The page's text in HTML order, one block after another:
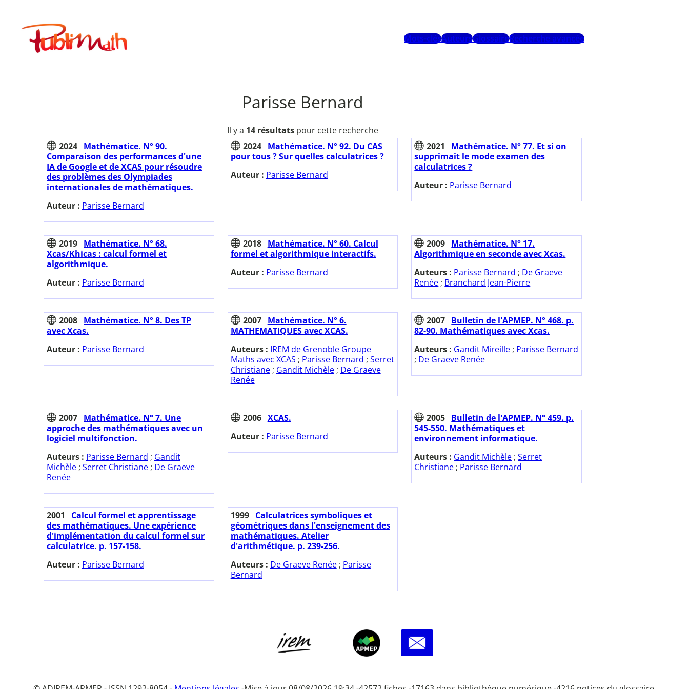
contenuPublimath
Mots-clésAuteursGlossaireRecherche avancée
Parisse Bernard
Il y a 14 résultatspour cette recherche
2024 Mathématice. N° 90.
Comparaison des performances d'une
IA de Google et de XCAS pour résoudre
des problèmes des Olympiades
internationales de mathématiques.
Auteur : Parisse Bernard
2024
Mathématice. N° 92. Du CAS
pour tous ? Sur quelles calculatrices ?
Auteur : Parisse Bernard
2021
Mathématice. N° 77. Et si on
supprimait le mode examen des
calculatrices ?
Auteur : Parisse Bernard
2019 Mathématice. N° 68.
Xcas/Khicas : calcul formel et
algorithmique.
Auteur : Parisse Bernard
2018
Mathématice. N° 60. Calcul
formel et algorithmique interactifs.
Auteur : Parisse Bernard
2009 Mathématice. N° 17.
Algorithmique en seconde avec Xcas.
Auteurs : Parisse Bernard ; De Graeve
Renée ; Branchard Jean-Pierre
2008 Mathématice. N° 8. Des TP
avec Xcas.
Auteur : Parisse Bernard
2007
Mathématice. N° 6.
MATHEMATIQUES avec XCAS.
Auteurs : IREM de Grenoble Groupe
Maths avec XCAS ; Parisse Bernard ; Serret
Christiane; Gandit Michèle; De Graeve
Renée
2007 Bulletin de l'APMEP. N° 468. p.
82-90. Mathématiques avec Xcas.
Auteurs : Gandit Mireille ; Parisse Bernard
; De Graeve Renée
2007 Mathématice. N° 7. Une
approche des mathématiques avec un
logiciel multifonction.
Auteurs : Parisse Bernard ; Gandit
Michèle ; Serret Christiane ; De Graeve
Renée
2006 XCAS.
Auteur : Parisse Bernard
2005 Bulletin de l'APMEP. N° 459. p.
545-550. Mathématiques et
environnement informatique.
Auteurs : Gandit Michèle ;Serret
Christiane ; Parisse Bernard
2001
Calcul formel et apprentissage
des mathématiques. Une expérience
d'implémentation du calcul formel sur
calculatrice. p. 157-158.
Auteur : Parisse Bernard
1999
Calculatrices symboliques et
géométriques dans l'enseignement des
mathématiques. Atelier
d'arithmétique. p. 239-256.
Auteurs : De Graeve Renée; Parisse
Bernard